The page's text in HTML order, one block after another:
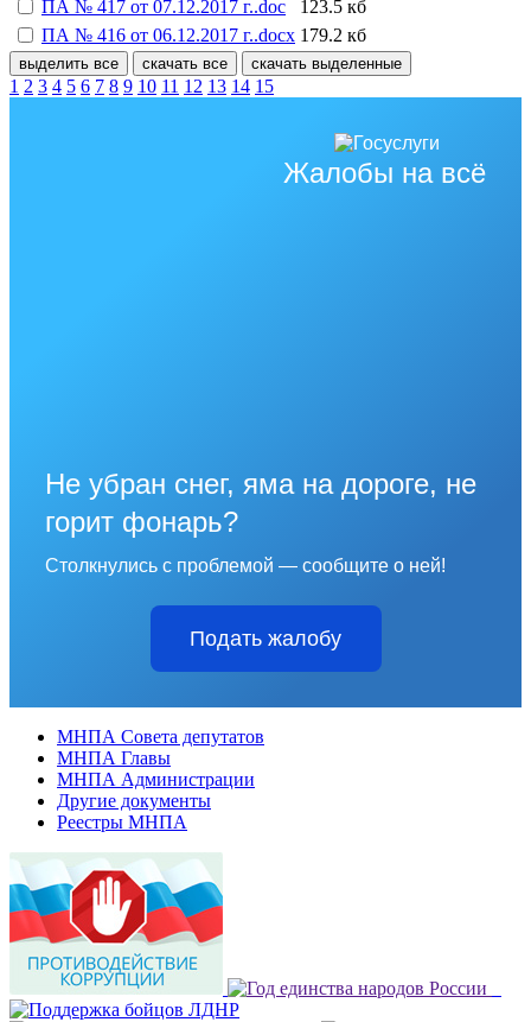
ПА № 417 от 07.12.2017 г..doc
123.5 кб
ПА № 416 от 06.12.2017 г..docx 179.2 кб
выделить все скачать все скачать выделенные
1 2 3 4 5 6 7 8 9 10 11 12 13 14 15
Жалобы на всё
Не убран снег, яма на дороге, не
горит фонарь?
Столкнулись с проблемой — сообщите о ней!
Подать жалобу
МНПА Совета депутатов
МНПА Главы
МНПА Администрации
Другие документы
Реестры МНПА